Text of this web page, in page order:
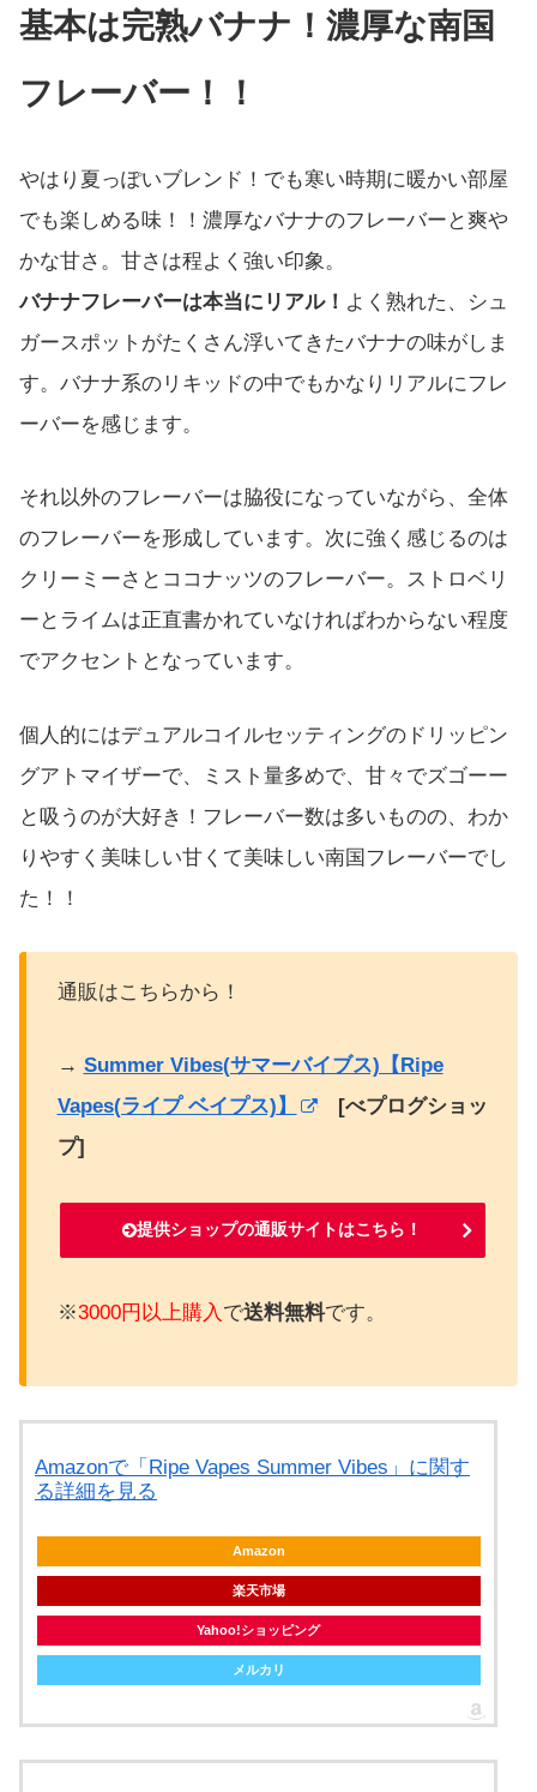
基本は完熟バナナ！濃厚な南国
フレーバー！！
やはり夏っぽいブレンド！でも寒い時期に暖かい部屋
でも楽しめる味！！濃厚なバナナのフレーバーと爽や
かな甘さ。甘さは程よく強い印象。
バナナフレーバーは本当にリアル！ よく熟れた、シュ
ガースポットがたくさん浮いてきたバナナの味がしま
す。バナナ系のリキッドの中でもかなりリアルにフレ
ーバーを感じます。
それ以外のフレーバーは脇役になっていながら、全体
のフレーバーを形成しています。次に強く感じるのは
クリーミーさとココナッツのフレーバー。ストロベリ
ーとライムは正直書かれていなければわからない程度
でアクセントとなっています。
個人的にはデュアルコイルセッティングのドリッピン
グアトマイザーで、ミスト量多めで、甘々でズゴーー
と吸うのが大好き！フレーバー数は多いものの、わか
りやすく美味しい甘くて美味しい南国フレーバーでし
た！！
通販はこちらから！
→ Summer Vibes(サマーバイブス)【Ripe
Vapes(ライプ ベイプス)】
[べプログショッ
プ]
提供ショップの通販サイトはこちら！
※3000円以上購入 で送料無料です。
Amazonで「Ripe Vapes Summer Vibes」に関す
る詳細を見る
Amazon
楽天市場
Yahoo!ショッピング
メルカリ